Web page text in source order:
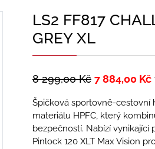
LS2 FF817
GREY XL
8 299,00Kč 7 884,00 Kč
Špičková sportovně-cestovní
materiálu HPFC, který
bezpečností. Nabízí vynikající
Pinlock 120 XLT Max Vision